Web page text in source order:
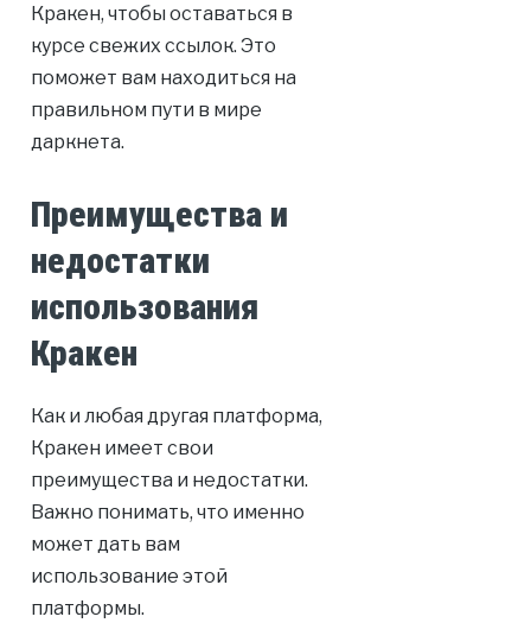
Кракен, чтобы оставаться в
курсе свежих ссылок. Это
поможет вам находиться на
правильном пути в мире
даркнета.
Преимущества и
недостатки
использования
Кракен
Как и любая другая платформа,
Кракен имеет свои
преимущества и недостатки.
Важно понимать, что именно
может дать вам
использование этой
платформы.